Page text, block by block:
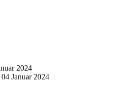
2024
04 Januar 2024